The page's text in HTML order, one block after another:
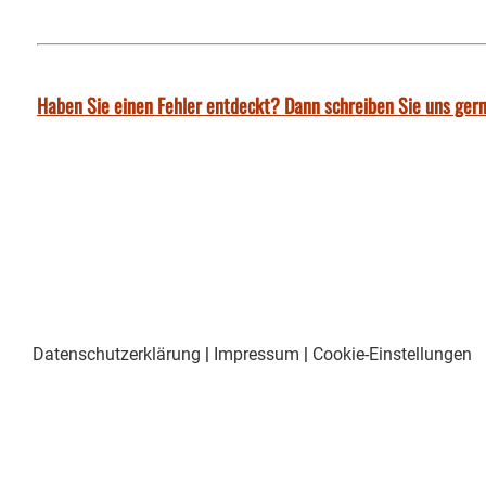
Haben Sie einen Fehler entdeckt? Dann schreiben Sie uns
Datenschutzerklärung | Impressum | Cookie-Einstellungen